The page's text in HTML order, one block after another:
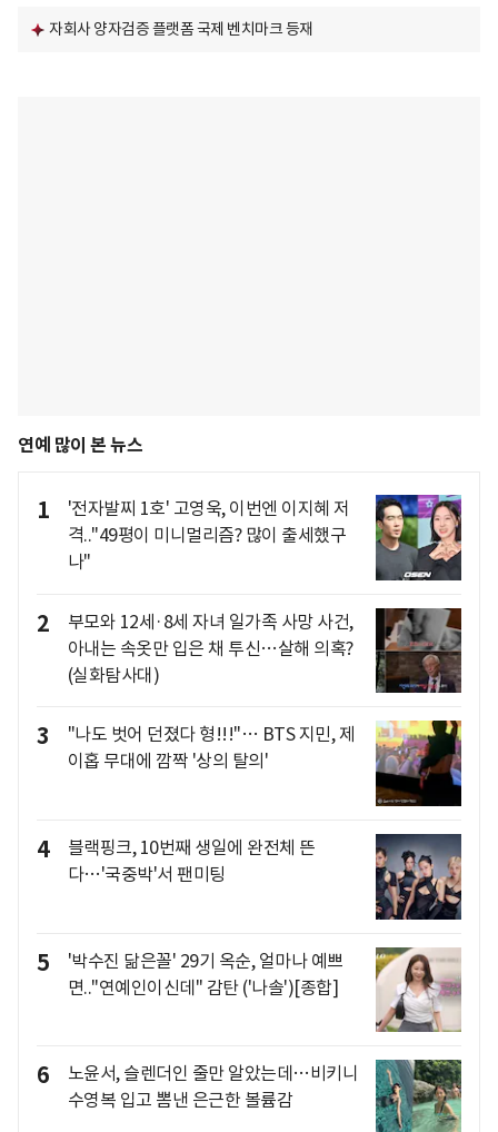
자회사 양자검증 플랫폼 국제 벤치마크 등재
연예 많이 본 뉴스
1
'전자발찌 1호' 고영욱, 이번엔 이지혜 저
격.."49평이 미니멀리즘? 많이 출세했구
나"
2
부모와 12세·8세 자녀 일가족 사망 사건,
아내는 속옷만 입은 채 투신…살해 의혹?
(실화탐사대)
3
"나도 벗어 던졌다 형!!!"… BTS 지민, 제
이홉 무대에 깜짝 '상의 탈의'
4
블랙핑크, 10번째 생일에 완전체 뜬
다…'국중박'서 팬미팅
5
'박수진 닮은꼴' 29기 옥순, 얼마나 예쁘
면.."연예인이신데" 감탄 ('나솔')[종합]
6
노윤서, 슬렌더인 줄만 알았는데…비키니
수영복 입고 뽐낸 은근한 볼륨감